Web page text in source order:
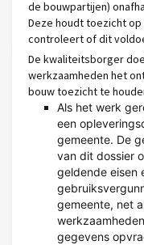
de bouwpartijen)
Deze houdt toezicht
controleert of dit
De kwaliteitsborger
werkzaamheden het
bouw toezicht te
Als het werk
een
gemeente. De
van dit dossier
geldende eisen
gemeente, net
gegevens